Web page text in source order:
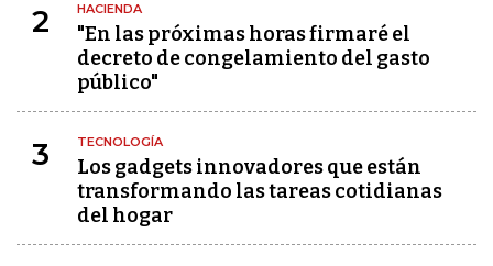
2 HACIENDA
"En las próximas horas firmaré el
decreto de congelamiento del gasto
público"
3 TECNOLOGÍA
Los gadgets innovadores que están
transformando las tareas cotidianas
del hogar